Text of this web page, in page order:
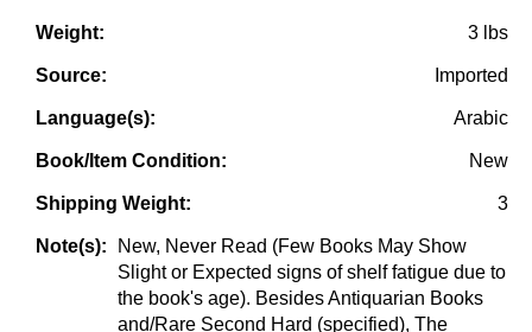
Weight: 3 lbs
Source: Imported
Language(s): Arabic
Book/Item Condition: New
Shipping Weight: 3
Note(s):
New, Never Read (Few Books May Show
Slight or Expected signs of shelf fatigue due to
the book's age). Besides Antiquarian Books
and/Rare Second Hard (specified), The